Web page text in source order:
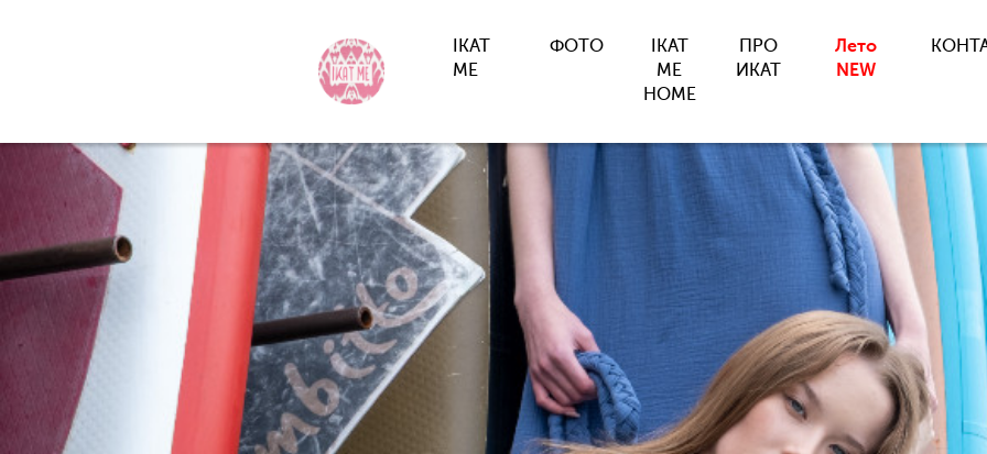
IKAT
ME
ФОТО
IKAT
ME
HOME
ПРО
ИКАТ
Лето
NEW